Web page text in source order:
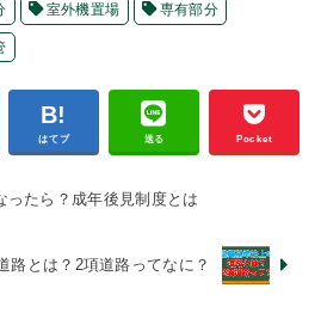
室外機置場 専有部分
はてブ 送る Pocket
ったら？成年後見制度とは
路とは？2項道路ってなに？